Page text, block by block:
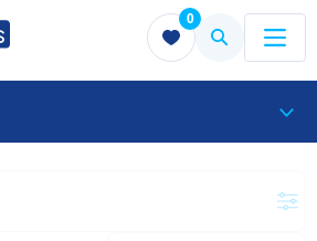
0
Menu Menu